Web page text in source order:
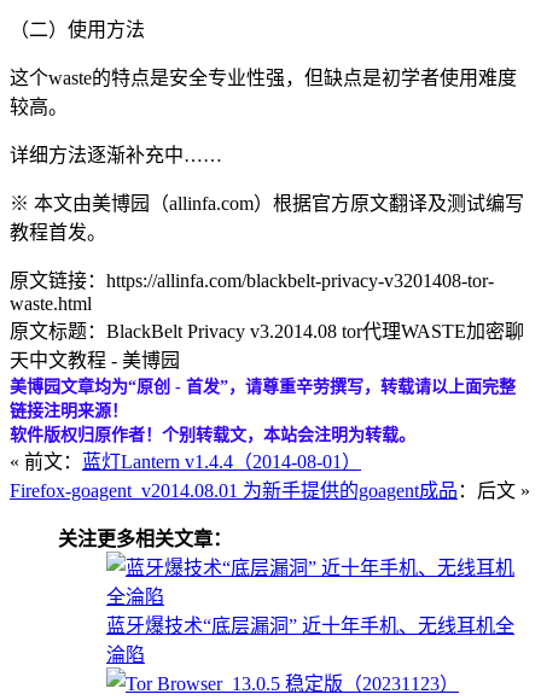
（二）使用方法
这个waste的特点是安全专业性强，但缺点是初学者使用难度
较高。
详细方法逐渐补充中……
※ 本文由美博园（allinfa.com）根据官方原文翻译及测试编写
教程首发。
原文链接：https://allinfa.com/blackbelt-privacy-v3201408-tor-
waste.html
原文标题：BlackBelt Privacy v3.2014.08 tor代理WASTE加密聊
天中文教程 - 美博园
美博园文章均为“原创 - 首发”，请尊重辛劳撰写，转载请以上面完整
链接注明来源！
软件版权归原作者！个别转载文，本站会注明为转载。
« 前文：
蓝灯Lantern v1.4.4（2014-08-01）
Firefox-goagent_v2014.08.01 为新手提供的goagent成品 ：后文 »
关注更多相关文章：
蓝牙爆技术“底层漏洞” 近十年手机、无线耳机全
淪陷